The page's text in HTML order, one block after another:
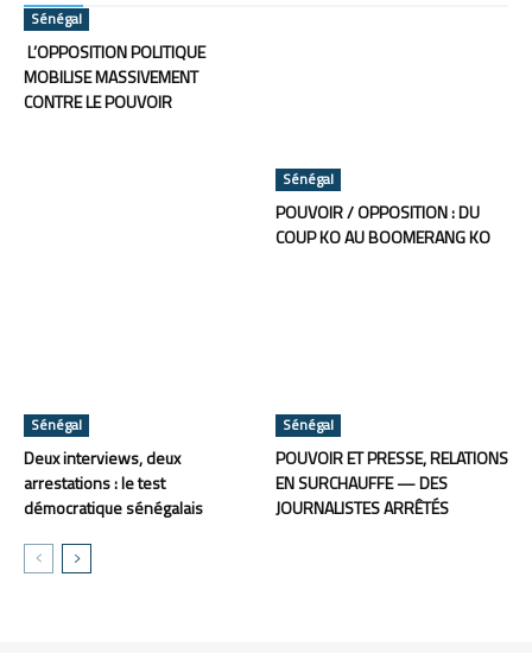
Sénégal
L’OPPOSITION POLITIQUE
MOBILISE MASSIVEMENT
CONTRE LE POUVOIR
Sénégal
POUVOIR / OPPOSITION : DU
COUP KO AU BOOMERANG KO
Sénégal
Deux interviews, deux
arrestations : le test
démocratique sénégalais
Sénégal
POUVOIR ET PRESSE, RELATIONS
EN SURCHAUFFE — DES
JOURNALISTES ARRÊTÉS